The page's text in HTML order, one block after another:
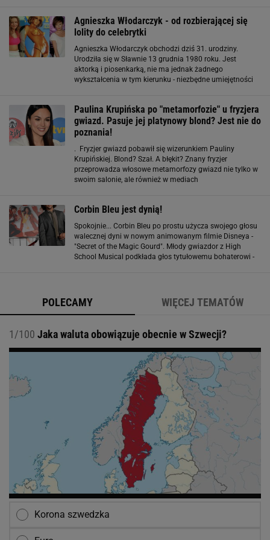
Agnieszka Włodarczyk - od rozbierającej się
lolity do celebrytki
Agnieszka Włodarczyk obchodzi dziś 31. urodziny.
Urodziła się w Sławnie 13 grudnia 1980 roku. Jest
aktorką i piosenkarką, nie ma jednak żadnego
wykształcenia w tym kierunku - niezbędne umiejętności
Paulina Krupińska po "metamorfozie" u fryzjera
gwiazd. Pasuje jej platynowy blond? Jest nie do
poznania!
. Fryzjer gwiazd pobawił się wizerunkiem Pauliny
Krupińskiej. Blond? Szał. A błękit? Znany fryzjer
przeprowadza włosowe metamorfozy gwiazd nie tylko w
swoim salonie, ale również w mediach
zdjęcia
Corbin Bleu jest dynią!
Spokojnie... Corbin Bleu po prostu użycza swojego głosu
walecznej dyni w nowym animowanym filmie Disneya -
"Secret of the Magic Gourd". Młody gwiazdor z High
School Musical podkłada głos tytułowemu bohaterowi -
POLECAMY WIĘCEJ TEMATÓW
1/100 Jaka waluta obowiązuje obecnie w Szwecji?
Korona szwedzka